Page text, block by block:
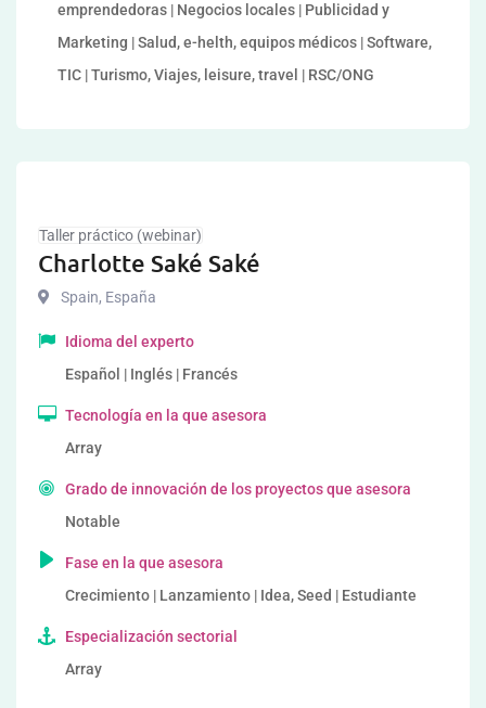
emprendedoras | Negocios locales | Publicidad y
Marketing | Salud, e-helth, equipos médicos | Software,
TIC | Turismo, Viajes, leisure, travel | RSC/ONG
Taller práctico (webinar)
Charlotte Saké Saké
Spain, España
Idioma del experto
Español | Inglés | Francés
Tecnología en la que asesora
Array
Grado de innovación de los proyectos que asesora
Notable
Fase en la que asesora
Crecimiento | Lanzamiento | Idea, Seed | Estudiante
Especialización sectorial
Array